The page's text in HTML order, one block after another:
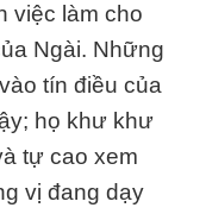
việc làm cho
Ngài. Những
tín điều của
họ khư khư
tự cao xem
vị đang dạy